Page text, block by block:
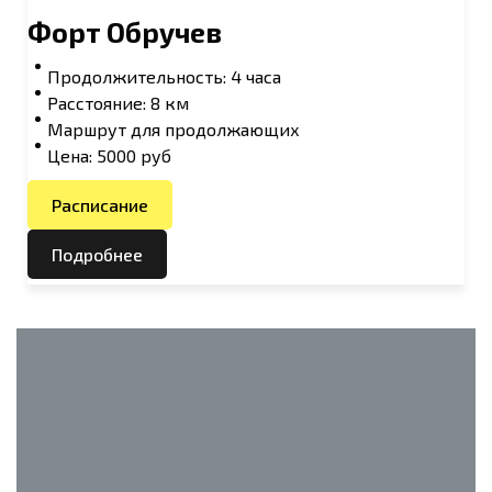
Форт Обручев
Продолжительность: 4 часа
Расстояние: 8 км
Маршрут для продолжающих
Цена: 5000 руб
Расписание
Подробнее